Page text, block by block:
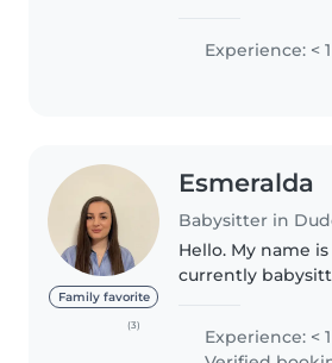
pouvez me
avez des
mon expérience
Experience: <
Family favorite
(3)
Esmeralda
Babysitter in
Hello. My name
currently
old and two
old. I like
Experience: <